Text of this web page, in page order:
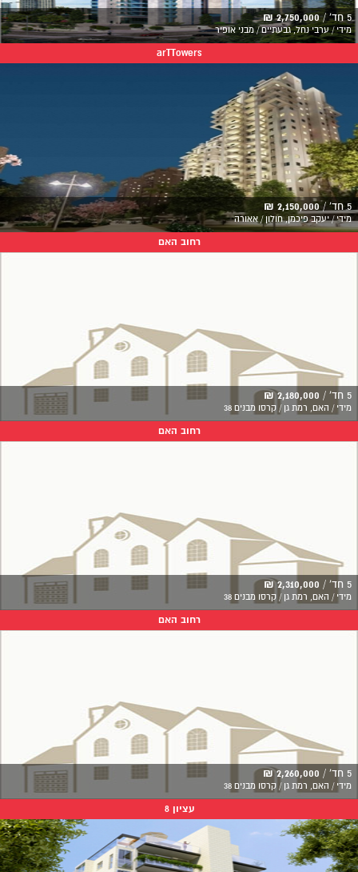
5 חד' / 2,750,000 ₪
מידי / ערבי נחל, גבעתיים / מבני אופיר
arTTowers
5 חד' / 2,150,000 ₪
מידי / יעקב פיכמן, חולון / אאורה
רחוב האם
5 חד' / 2,180,000 ₪
מידי / האם, רמת גן / קרסו מבנים 38
רחוב האם
5 חד' / 2,310,000 ₪
מידי / האם, רמת גן / קרסו מבנים 38
רחוב האם
5 חד' / 2,260,000 ₪
מידי / האם, רמת גן / קרסו מבנים 38
עציון 8